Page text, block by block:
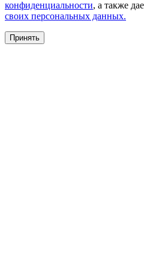
конфиденциальности, а также
своих персональных данных.
Принять